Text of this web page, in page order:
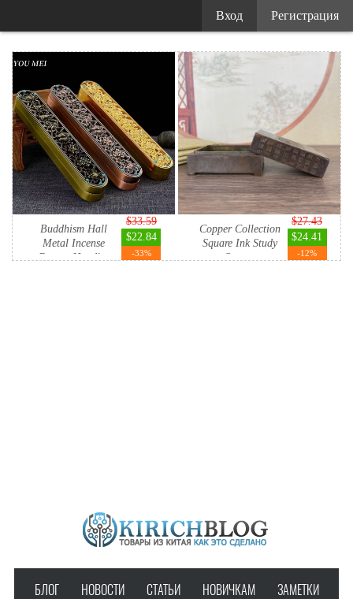
Buddhism Hall
Metal Incense
Burner Handi...
$33.59
$22.84
-33%
Copper Collection
Square Ink Study
Orna...
$27.43
$24.41
-12%
БЛОГ НОВОСТИ СТАТЬИ НОВИЧКАМ ЗАМЕТКИ
Регистрация
Вход